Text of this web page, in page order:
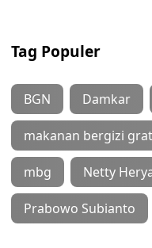
Tag Populer
BGN Damkar
makanan bergizi
mbg Netty
Prabowo Subianto